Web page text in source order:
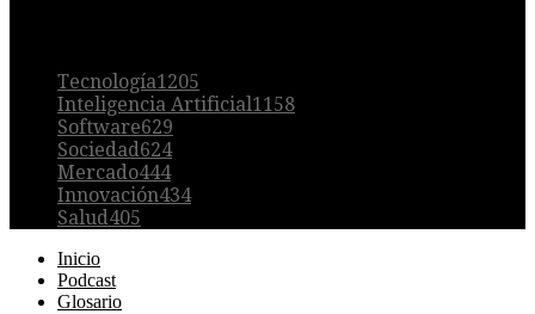
Tecnología1205
Inteligencia Artificial1158
Software629
Sociedad624
Mercado444
Innovación434
Salud405
Inicio
Podcast
Glosario